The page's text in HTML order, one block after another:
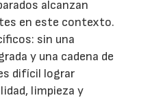
alcanzan
en este contexto.
sin una
y una cadena de
difícil lograr
limpieza y